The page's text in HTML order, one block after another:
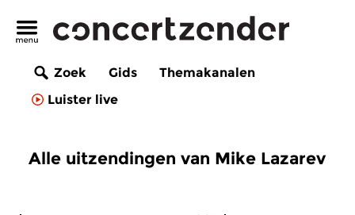
Zoek Gids
Themakanalen
Luister live
Alle uitzendingen van Mike Lazarev